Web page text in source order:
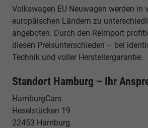
Volkswagen EU Neuwagen werden in
europäischen Ländern zu
angeboten. Durch den Reimport
diesen Preisunterschieden – bei
Technik und voller Herstellergarantie.
Standort Hamburg – Ihr
HamburgCars
Heselstücken 19
22453 Hamburg